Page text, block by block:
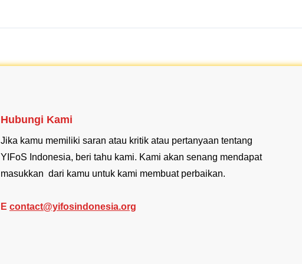
Hubungi Kami
Jika kamu memiliki saran atau kritik atau pertanyaan tentang
YIFoS Indonesia, beri tahu kami. Kami akan senang mendapat
masukkan dari kamu untuk kami membuat perbaikan.
E contact@yifosindonesia.org